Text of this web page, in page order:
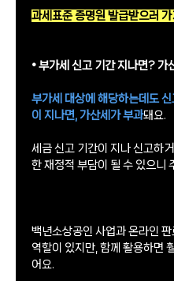
과세표준 증명원 발급받으러 가
• 부가세 신고 기간 지나면? 가
부가세 대상에 해당하는데도
이 지나면, 가산세가 부과돼요.
세금 신고 기간이 지나 신고하
한 재정적 부담이 될 수 있으니
백년소상공인 사업과 온라인
역할이 있지만, 함께 활용하면
어요.